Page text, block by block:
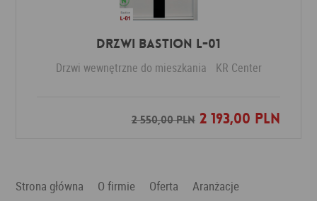
Drzwi Bastion L-01
Drzwi wewnętrzne do mieszkania KR Center
2 550,00 PLN2 193,00 PLN
Dodaj do ulubionych
Strona główna O firmie Oferta Aranżacje